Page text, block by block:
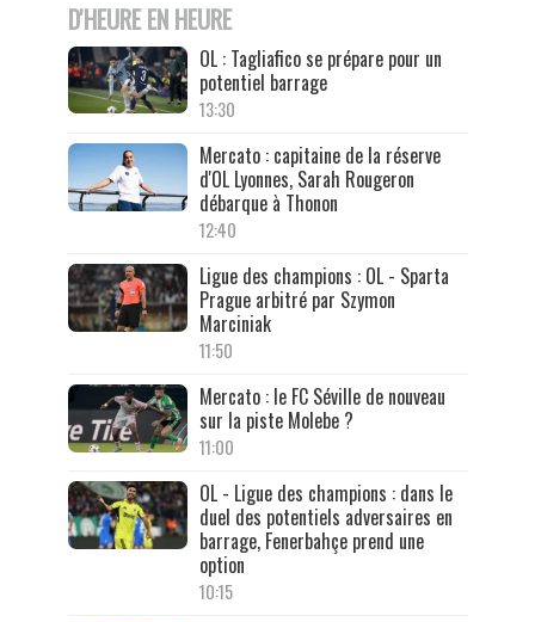
D'HEURE EN HEURE
OL : Tagliafico se prépare pour un
potentiel barrage
13:30
Mercato : capitaine de la réserve
d'OL Lyonnes, Sarah Rougeron
débarque à Thonon
12:40
Ligue des champions : OL - Sparta
Prague arbitré par Szymon
Marciniak
11:50
Mercato : le FC Séville de nouveau
sur la piste Molebe ?
11:00
OL - Ligue des champions : dans le
duel des potentiels adversaires en
barrage, Fenerbahçe prend une
option
10:15